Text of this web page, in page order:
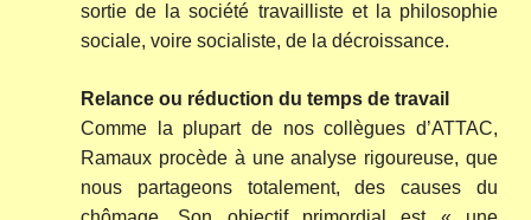
sortie de la société travailliste et la philosophie
sociale, voire socialiste, de la décroissance.
Relance ou réduction du temps de travail
Comme la plupart de nos collègues d’ATTAC,
Ramaux procède à une analyse rigoureuse, que
nous partageons totalement, des causes du